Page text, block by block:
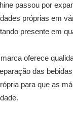
passou por
próprias em
presente em
oferece
das
para que as